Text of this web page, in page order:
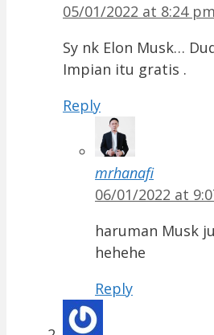
05/01/2022 at 8:24 pm
Sy nk Elon Musk…
Impian itu gratis .
Reply
mrhanafi
06/01/2022 at
haruman Musk
hehehe
Reply